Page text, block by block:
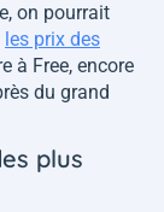
on pourrait
les prix des
à Free, encore
du grand
plus